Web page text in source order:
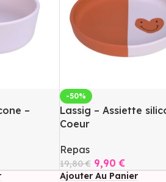
–
-50%
Lassig – Assiette
Coeur
Repas
19,80€ 9,90€
Ajouter Au Panier